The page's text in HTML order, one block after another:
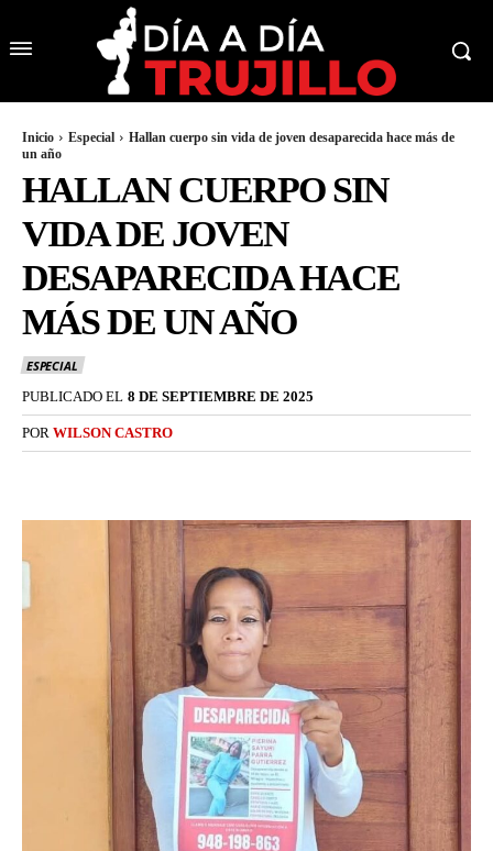
Inicio Especial
Hallan cuerpo sin vida de joven desaparecida hace más de
un año
HALLAN CUERPO SIN
VIDA DE JOVEN
DESAPARECIDA HACE
MÁS DE UN AÑO
ESPECIAL
PUBLICADO EL 8 DE SEPTIEMBRE DE 2025
POR WILSON CASTRO